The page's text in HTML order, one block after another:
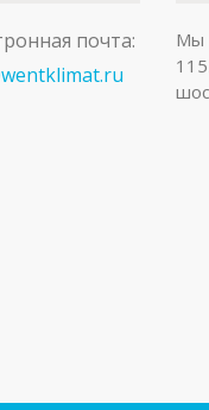
почта:
Мы